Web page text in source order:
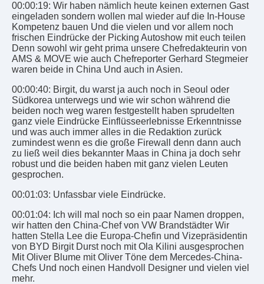
00:00:19: Wir haben nämlich heute keinen externen Gast
eingeladen sondern wollen mal wieder auf die In-House
Kompetenz bauen Und die vielen und vor allem noch
frischen Eindrücke der Picking Autoshow mit euch teilen
Denn sowohl wir geht prima unsere Chefredakteurin von
AMS & MOVE wie auch Chefreporter Gerhard Stegmeier
waren beide in China Und auch in Asien.
00:00:40: Birgit, du warst ja auch noch in Seoul oder
Südkorea unterwegs und wie wir schon während die
beiden noch weg waren festgestellt haben sprudelten
ganz viele Eindrücke Einflüsseerlebnisse Erkenntnisse
und was auch immer alles in die Redaktion zurück
zumindest wenn es die große Firewall denn dann auch
zu ließ weil dies bekannter Maas in China ja doch sehr
robust und die beiden haben mit ganz vielen Leuten
gesprochen.
00:01:03: Unfassbar viele Eindrücke.
00:01:04: Ich will mal noch so ein paar Namen droppen,
wir hatten den China-Chef von VW Brandstädter Wir
hatten Stella Lee die Europa-Chefin und Vizepräsidentin
von BYD Birgit Durst noch mit Ola Kilini ausgesprochen
Mit Oliver Blume mit Oliver Töne dem Mercedes-China-
Chefs Und noch einen Handvoll Designer und vielen viel
mehr.